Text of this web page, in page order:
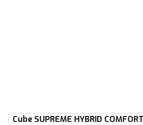
Cube SUPREME HYBRID